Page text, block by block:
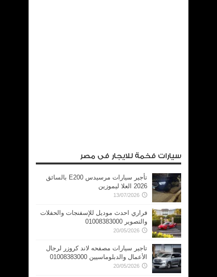
سيارات فخمة للايجار فى مصر
تأجير سيارات مرسيدس E200 بالسائق
2026 العلا ليموزين
13/07/2026
فراري احدث موديل للإسفنجات والحفلات
والتصوير 01008383000
20/05/2026
تاجير سيارات مصفحه لاند كروزر لرجال
الأعمال والدبلوماسيين 01008383000
20/05/2026